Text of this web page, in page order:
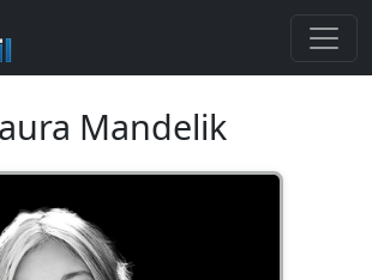
Mandelik